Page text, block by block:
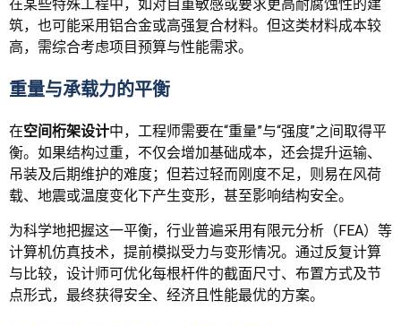
在某些特殊工程中，如对自重敏感或要求更高耐腐蚀性的建
筑，也可能采用铝合金或高强复合材料。但这类材料成本较
高，需综合考虑项目预算与性能需求。
重量与承载力的平衡
在空间桁架设计中，工程师需要在“重量”与“强度”之间取得平
衡。如果结构过重，不仅会增加基础成本，还会提升运输、
吊装及后期维护的难度；但若过轻而刚度不足，则易在风荷
载、地震或温度变化下产生变形，甚至影响结构安全。
为科学地把握这一平衡，行业普遍采用有限元分析（FEA）等
计算机仿真技术，提前模拟受力与变形情况。通过反复计算
与比较，设计师可优化每根杆件的截面尺寸、布置方式及节
点形式，最终获得安全、经济且性能最优的方案。